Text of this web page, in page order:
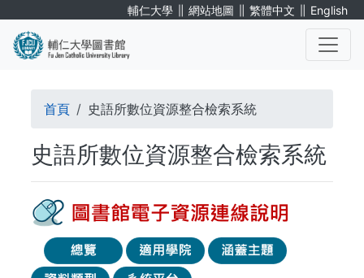
輔仁大學 ∥ 網站地圖 ∥ 繁體中文 ∥ English
導
航
連
結
首頁 史語所數位資源整合檢索系統
史語所數位資源整合檢索系統